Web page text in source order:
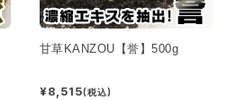
甘草KANZOU【誉】500g
¥8,515(税込)